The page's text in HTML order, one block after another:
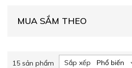
15 sản phẩm Sắp xếp
MUA SẮM THEO